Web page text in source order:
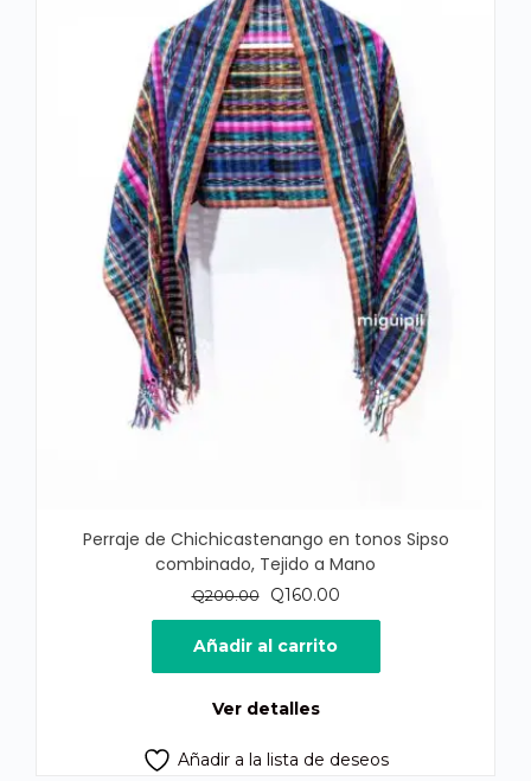
Perraje de Chichicastenango en tonos Sipso
combinado, Tejido a Mano
Q200.00
El
precio
original
era:
Q160.00El
precio
es:
Añadir al carrito
Ver detalles
Añadir a la lista de deseos